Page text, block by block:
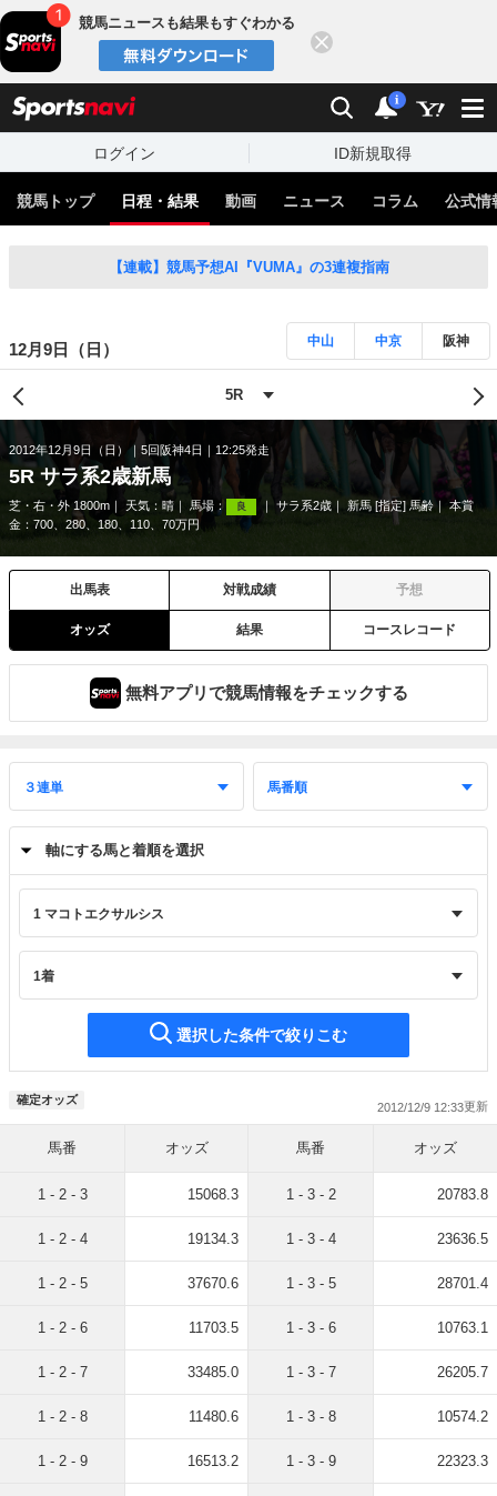
競馬ニュースも結果もすぐわかる
検索 通知
i
ログイン ID新規取得
競馬トップ 日程・結果 動画 ニュース コラム 公式情
【連載】競馬予想AI『VUMA』の3連複指南
12月9日（日） 中山 中京 阪神
2012年12月9日（日） 5回阪神4日 12:25発走
5R サラ系2歳新馬
芝・右・外 1800m 天気： 晴 馬場： 良 サラ系2歳 新馬 [指定] 馬齢
本賞
金：700、280、180、110、70万円
出馬表 対戦成績 予想
オッズ 結果 コースレコード
無料アプリで競馬情報をチェックする
軸にする馬と着順を選択
選択した条件で絞りこむ
確定オッズ
2012/12/9 12:33
馬番 オッズ
1 - 2 - 3 15068.3
1 - 2 - 4 19134.3
1 - 2 - 5 37670.6
1 - 2 - 6 11703.5
1 - 2 - 7 33485.0
1 - 2 - 8 11480.6
1 - 2 - 9 16513.2
馬番 オッズ
1 - 3 - 2 20783.8
1 - 3 - 4 23636.5
1 - 3 - 5 28701.4
1 - 3 - 6 10763.1
1 - 3 - 7 26205.7
1 - 3 - 8 10574.2
1 - 3 - 9 22323.3